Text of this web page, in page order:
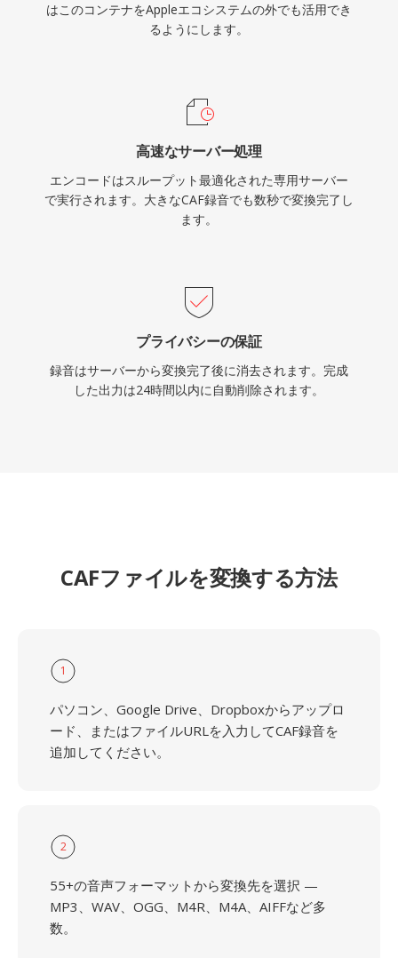
はこのコンテナをAppleエコシステムの外でも活用でき
るようにします。
高速なサーバー処理
エンコードはスループット最適化された専用サーバー
で実行されます。大きなCAF録音でも数秒で変換完了し
ます。
プライバシーの保証
録音はサーバーから変換完了後に消去されます。完成
した出力は24時間以内に自動削除されます。
CAFファイルを変換する方法
1
パソコン、Google Drive、Dropboxからアップロ
ード、またはファイルURLを入力してCAF録音を
追加してください。
2
55+の音声フォーマットから変換先を選択 —
MP3、WAV、OGG、M4R、M4A、AIFFなど多
数。